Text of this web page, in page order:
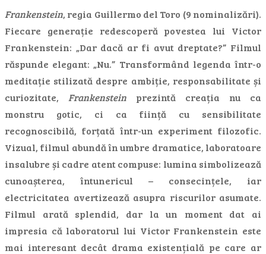
Frankenstein, regia Guillermo del Toro (9 nominalizări).
Fiecare generație redescoperă povestea lui Victor
Frankenstein: „Dar dacă ar fi avut dreptate?” Filmul
răspunde elegant: „Nu.” Transformând legenda într-o
meditație stilizată despre ambiție, responsabilitate și
curiozitate, Frankenstein prezintă creația nu ca
monstru gotic, ci ca ființă cu sensibilitate
recognoscibilă, forțată într-un experiment filozofic.
Vizual, filmul abundă în umbre dramatice, laboratoare
insalubre și cadre atent compuse: lumina simbolizează
cunoașterea, întunericul – consecințele, iar
electricitatea avertizează asupra riscurilor asumate.
Filmul arată splendid, dar la un moment dat ai
impresia că laboratorul lui Victor Frankenstein este
mai interesant decât drama existențială pe care ar